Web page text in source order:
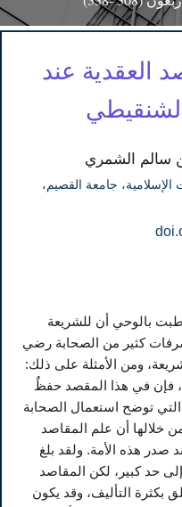
العقدية عند
سالم الشمري
الإسلامية، جامعة القصيم،
بالوحي أن للشريعة
كثير من الصحابة رضي
ومن الأمثلة على ذلك:
فإن في هذا المقصد حفظٌ
التي توضح استعمال الصحابة
خلالها أن علم المقاصد
صدر هذه الأمة. ولقد بلغ
إلى حد كبير، لكن المقاصد
بكثرة التأليف، وقد يكون